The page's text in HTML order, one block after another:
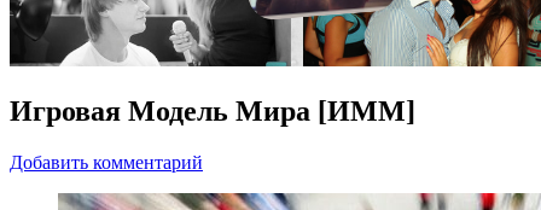
Игровая Модель Мира [ИММ]
Добавить комментарий